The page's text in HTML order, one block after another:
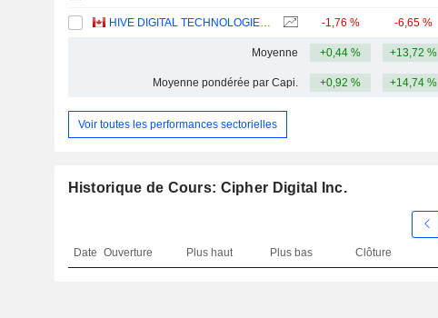
HIVE DIGITAL TECHNOLOGIES LTD. -1,76 % -6,65 %
Moyenne +0,44 % +13,72 %
Moyenne pondérée par Capi. +0,92 % +14,74 %
Voir toutes les performances sectorielles
Historique de Cours: Cipher Digital Inc.
Date Ouverture Plus haut Plus bas Clôture